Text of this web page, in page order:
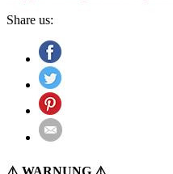
Share us:
⚠️ WARNUNG ⚠️